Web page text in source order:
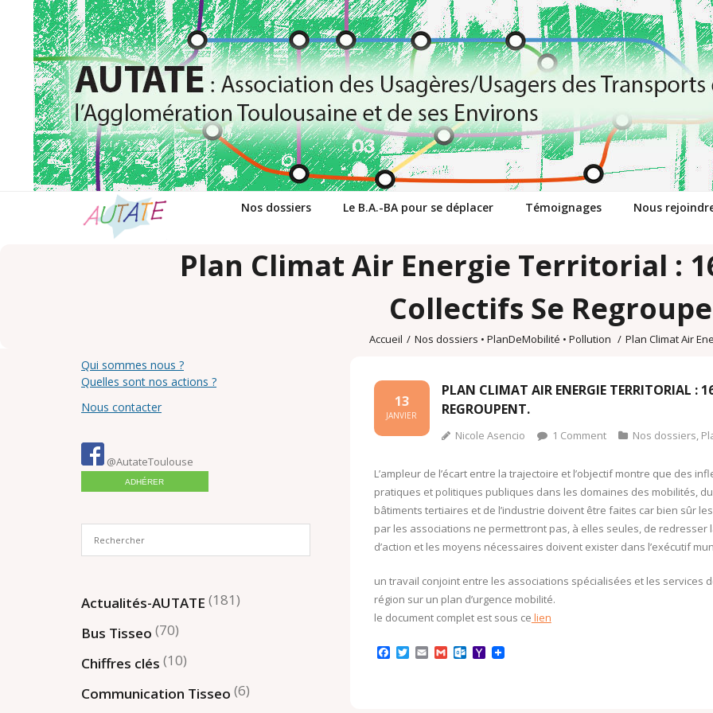
contenu
Nos dossiers Le B.A.-BA pour se déplacer Témoignages Nous
Plan Climat Air Energie Territorial :
Collectifs Se
Accueil / Nos dossiers • PlanDeMobilité • Pollution / Plan Climat Air
PLAN CLIMAT AIR ENERGIE TERRITORIAL :
REGROUPENT.
13
JANVIER
Nicole Asencio 1 Comment Nos dossiers,
L’ampleur de l’écart entre la trajectoire et l’objectif montre que des
pratiques et politiques publiques dans les domaines des mobilités,
bâtiments tertiaires et de l’industrie doivent être faites car bien sûr
par les associations ne permettront pas, à elles seules, de
d’action et les moyens nécessaires doivent exister dans l’exécutif
un travail conjoint entre les associations spécialisées et les services
région sur un plan d’urgence mobilité.
le document complet est sous ce lien
F
a
T
w
E
m
G
m
O
u
Y
a
Qui sommes nous ?
Quelles sont nos actions ?
Nous contacter
@AutateToulouse
ADHÉRER
Actualités-AUTATE (181)
Bus Tisseo (70)
Chiffres clés (10)
Communication Tisseo (6)